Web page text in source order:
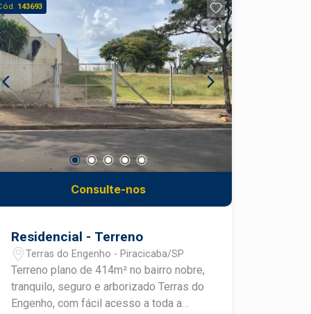
143693
Consulte-nos
Residencial - Terreno
Terras do Engenho - Piracicaba/SP
Terreno plano de 414m² no bairro nobre,
tranquilo, seguro e arborizado Terras do
Engenho, com fácil acesso a toda a